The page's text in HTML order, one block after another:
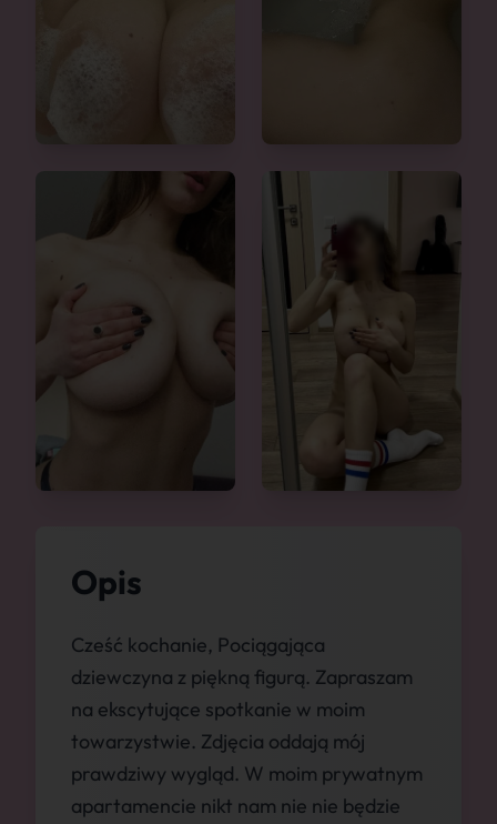
Opis
Cześć kochanie, Pociągająca
dziewczyna z piękną figurą. Zapraszam
na ekscytujące spotkanie w moim
towarzystwie. Zdjęcia oddają mój
prawdziwy wygląd. W moim prywatnym
apartamencie nikt nam nie nie będzie